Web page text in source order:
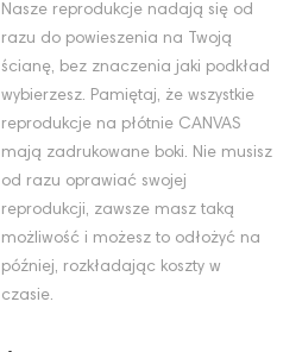
Nasze reprodukcje nadają się od
razu do powieszenia na Twoją
ścianę, bez znaczenia jaki podkład
wybierzesz. Pamiętaj, że wszystkie
reprodukcje na płótnie CANVAS
mają zadrukowane boki. Nie musisz
od razu oprawiać swojej
reprodukcji, zawsze masz taką
możliwość i możesz to odłożyć na
później, rozkładając koszty w
czasie.